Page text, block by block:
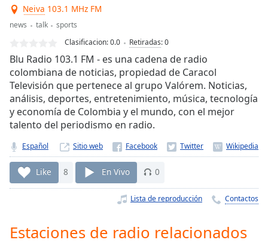
Duration-:-
Loaded
Stream
TypeLIVE
Seek to
live,
currently
behind
live
LIVE
Remaining
Time-
1x
Chapters
Neiva 103.1 MHz FM
news talk
sports
Clasificacion:0.0 Retiradas:0
Blu Radio 103.1 FM - es una cadena de radio
colombiana de noticias, propiedad de Caracol
Televisión que pertenece al grupo Valórem. Noticias,
análisis, deportes, entretenimiento, música, tecnología
y economía de Colombia y el mundo, con el mejor
talento del periodismo en radio.
Español Sitio web
Like 8 En Vivo 0
Lista de reproducción Contactos
Estaciones de radio relacionados